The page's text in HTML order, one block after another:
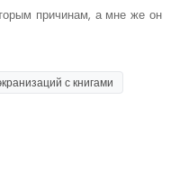
причинам, а мне же он
с книгами